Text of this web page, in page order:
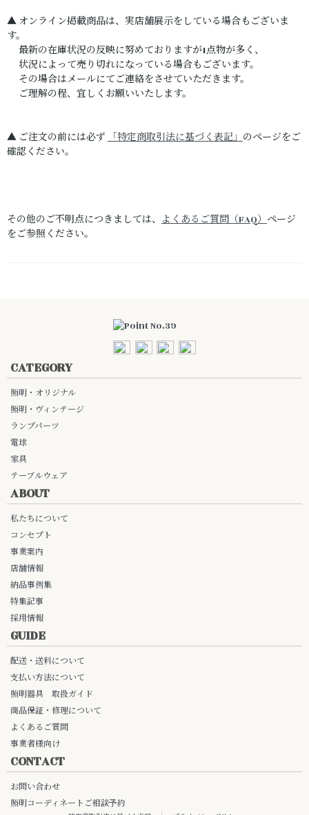
▲ オンライン掲載商品は、実店舗展示をしている場合もございま
す。
最新の在庫状況の反映に努めておりますが1点物が多く、
状況によって売り切れになっている場合もございます。
その場合はメールにてご連絡をさせていただきます。
ご理解の程、宜しくお願いいたします。
▲ ご注文の前には必ず 「特定商取引法に基づく表記」のページをご
確認ください。
その他のご不明点につきましては、 よくあるご質問（FAQ）ページ
をご参照ください。
CATEGORY
照明・オリジナル
照明・ヴィンテージ
ランプパーツ
電球
家具
テーブルウェア
ABOUT
私たちについて
コンセプト
事業案内
店舗情報
納品事例集
特集記事
採用情報
GUIDE
配送・送料について
支払い方法について
照明器具 取扱ガイド
商品保証・修理について
よくあるご質問
事業者様向け
CONTACT
お問い合わせ
照明コーディネートご相談予約